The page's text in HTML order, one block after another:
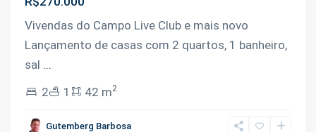
Vivendas do Campo Live Club e mais novo
Lançamento de casas com 2 quartos, 1 banheiro,
sal ...
2
1 42 m2
Gutemberg Barbosa
Aleixo,